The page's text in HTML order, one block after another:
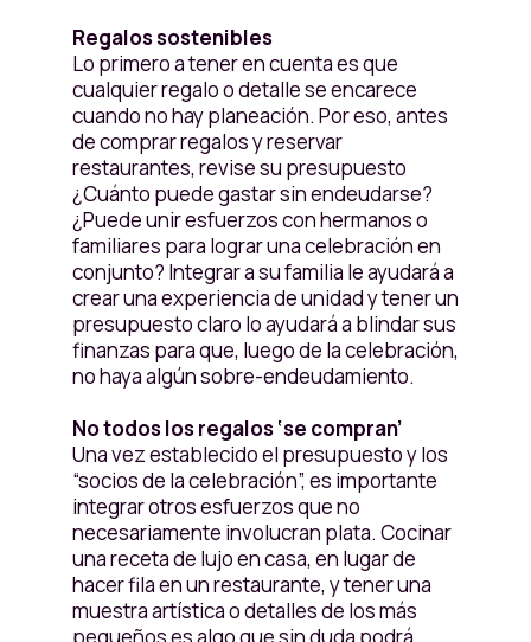
Regalos sostenibles
Lo primero a tener en cuenta es que
cualquier regalo o detalle se encarece
cuando no hay planeación. Por eso, antes
de comprar regalos y reservar
restaurantes, revise su presupuesto
¿Cuánto puede gastar sin endeudarse?
¿Puede unir esfuerzos con hermanos o
familiares para lograr una celebración en
conjunto? Integrar a su familia le ayudará a
crear una experiencia de unidad y tener un
presupuesto claro lo ayudará a blindar sus
finanzas para que, luego de la celebración,
no haya algún sobre-endeudamiento.
No todos los regalos ‘se compran’
Una vez establecido el presupuesto y los
“socios de la celebración”, es importante
integrar otros esfuerzos que no
necesariamente involucran plata. Cocinar
una receta de lujo en casa, en lugar de
hacer fila en un restaurante, y tener una
muestra artística o detalles de los más